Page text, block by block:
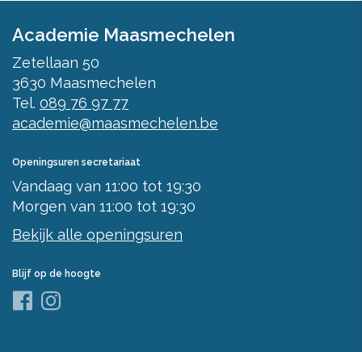
Academie Maasmechelen
Zetellaan 50
3630 Maasmechelen
Tel. 089 76 97 77
academie@maasmechelen.be
Openingsuren secretariaat
Vandaag van 11:00 tot 19:30
Morgen van 11:00 tot 19:30
Bekijk alle openingsuren
Blijf op de hoogte
Facebook
Instagram